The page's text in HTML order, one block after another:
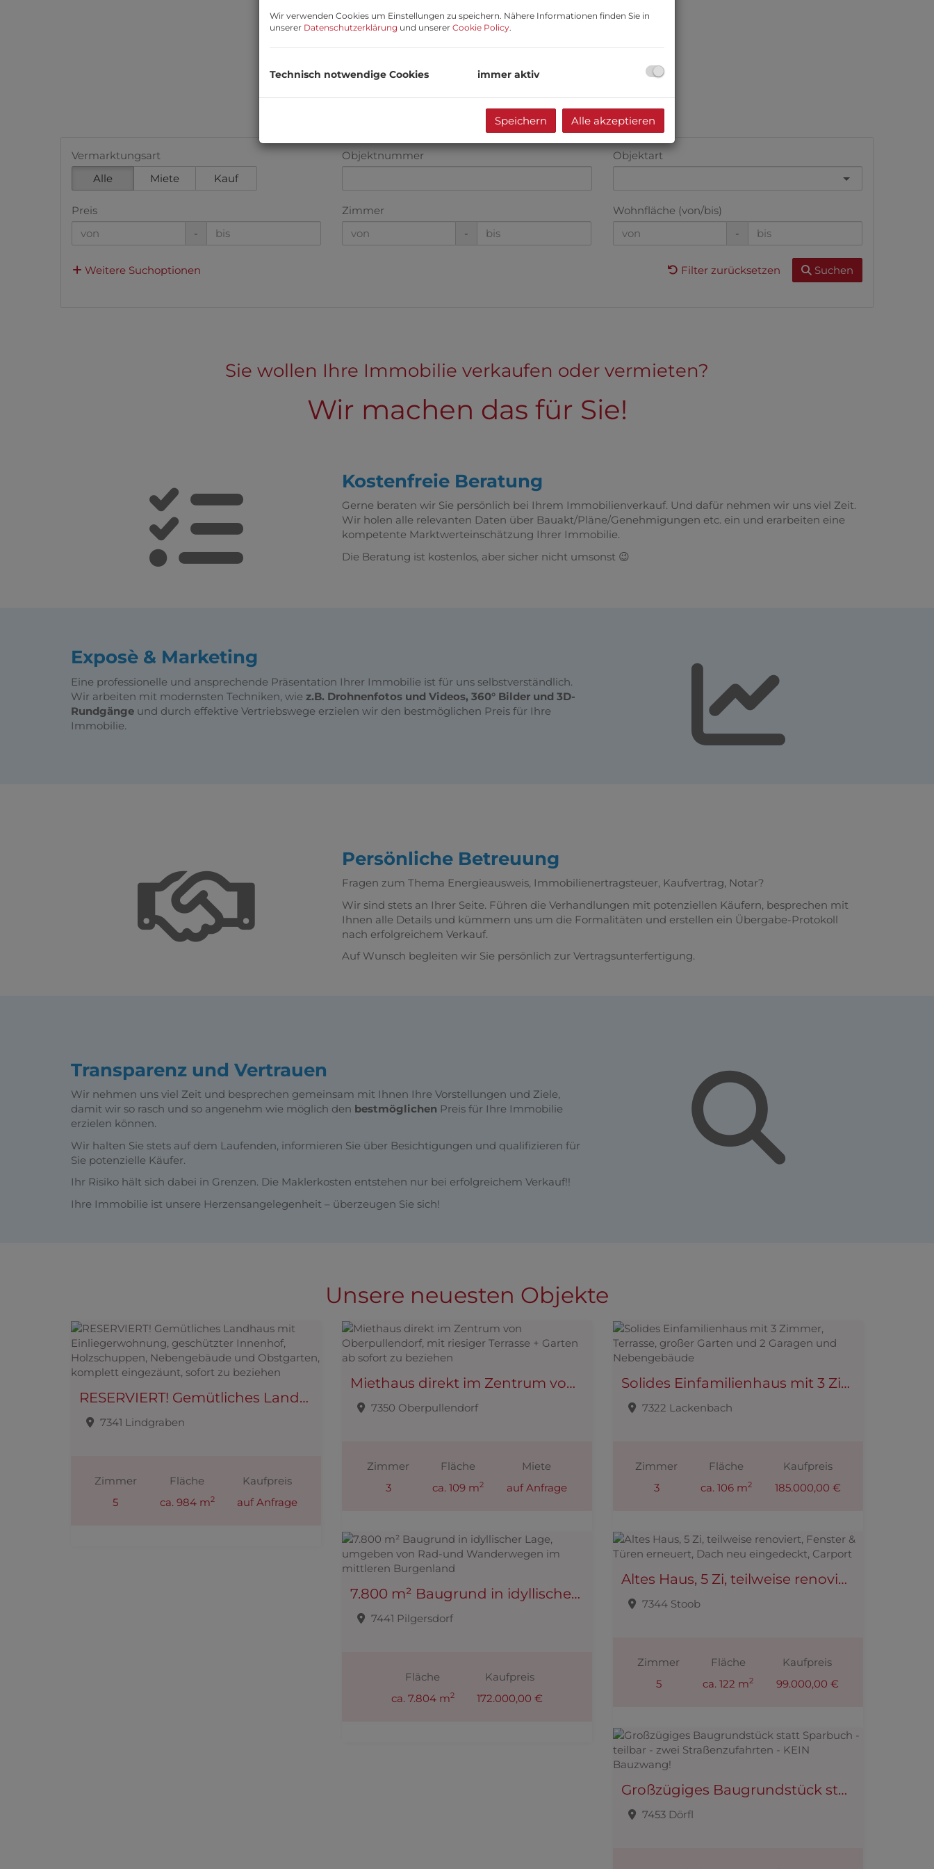
Vermarktungsart
Alle
Miete Kauf
Objektnummer Objektart
Preis
-
Zimmer
-
Wohnfläche (von/bis)
-
Weitere Suchoptionen Filter zurücksetzen Suchen
Sie wollen Ihre Immobilie verkaufen oder vermieten?
Wir machen das für Sie!
Kostenfreie Beratung
Gerne beraten wir Sie persönlich bei Ihrem Immobilienverkauf. Und dafür nehmen wir uns viel Zeit.
Wir holen alle relevanten Daten über Bauakt/Pläne/Genehmigungen etc. ein und erarbeiten eine
kompetente Marktwerteinschätzung Ihrer Immobilie.
Die Beratung ist kostenlos, aber sicher nicht umsonst 😉
Exposè & Marketing
Eine professionelle und ansprechende Präsentation Ihrer Immobilie ist für uns selbstverständlich.
Wir arbeiten mit modernsten Techniken, wie z.B. Drohnenfotos und Videos, 360° Bilder und 3D-
Rundgänge und durch effektive Vertriebswege erzielen wir den bestmöglichen Preis für Ihre
Immobilie.
Persönliche Betreuung
Fragen zum Thema Energieausweis, Immobilienertragsteuer, Kaufvertrag, Notar?
Wir sind stets an Ihrer Seite. Führen die Verhandlungen mit potenziellen Käufern, besprechen mit
Ihnen alle Details und kümmern uns um die Formalitäten und erstellen ein Übergabe-Protokoll
nach erfolgreichem Verkauf.
Auf Wunsch begleiten wir Sie persönlich zur Vertragsunterfertigung.
Transparenz und Vertrauen
Wir nehmen uns viel Zeit und besprechen gemeinsam mit Ihnen Ihre Vorstellungen und Ziele,
damit wir so rasch und so angenehm wie möglich den bestmöglichen Preis für Ihre Immobilie
erzielen können.
Wir halten Sie stets auf dem Laufenden, informieren Sie über Besichtigungen und qualifizieren für
Sie potenzielle Käufer.
Ihr Risiko hält sich dabei in Grenzen. Die Maklerkosten entstehen nur bei erfolgreichem Verkauf!!
Ihre Immobilie ist unsere Herzensangelegenheit – überzeugen Sie sich!
Unsere neuesten Objekte
RESERVIERT! Gemütliches Landhaus mit Einliegerwohnung, geschützter Innenhof, Holzschuppen, Nebengebäude und Obstgarten, komplett eingezäunt, sofort zu beziehen
7341 Lindgraben
Zimmer
5
Fläche
ca. 984 m2
Kaufpreis
auf Anfrage
Miethaus direkt im Zentrum von Oberpullendorf, mit riesiger Terrasse + Garten ab sofort zu beziehen
7350 Oberpullendorf
Zimmer
3
Fläche
ca. 109 m2
Miete
auf Anfrage
Solides Einfamilienhaus mit 3 Zimmer, Terrasse, großer Garten und 2 Garagen und Nebengebäude
7322 Lackenbach
Zimmer
3
Fläche
ca. 106 m2
Kaufpreis
185.000,00 €
7.800 m² Baugrund in idyllischer Lage, umgeben von Rad-und Wanderwegen im mittleren Burgenland
7441 Pilgersdorf
Fläche
ca. 7.804 m2
Kaufpreis
172.000,00 €
Altes Haus, 5 Zi, teilweise renoviert, Fenster & Türen erneuert, Dach neu eingedeckt, Carport
7344 Stoob
Zimmer
5
Fläche
ca. 122 m2
Kaufpreis
99.000,00 €
Großzügiges Baugrundstück statt Sparbuch - teilbar - zwei Straßenzufahrten - KEIN Bauzwang!
7453 Dörfl
Wir verwenden Cookies um Einstellungen zu speichern. Nähere Informationen finden Sie in
unserer Datenschutzerklärung und unserer Cookie Policy.
Technisch notwendige Cookies immer aktiv
Speichern Alle akzeptieren